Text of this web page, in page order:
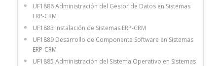
UF1886 Administración del Gestor de Datos en Sistemas
ERP-CRM
UF1883 Instalación de Sistemas ERP-CRM
UF1889 Desarrollo de Componente Software en Sistemas
ERP-CRM
UF1885 Administración del Sistema Operativo en Sistemas